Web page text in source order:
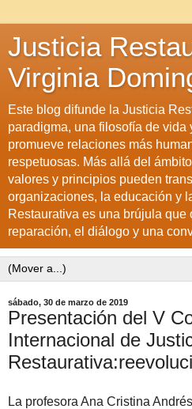
Justicia
Virginia
Este blog difunde la Justicia
paradigma, una filosofía de
promueve relaciones más
respetuosas. Más allá del
valores y principios pueden
organizaciones, la educación y
Restaurativa es una brújula
reparación, el diálogo y una
sábado, 30 de marzo de 2019
Presentación del V
Internacional de
La profesora Ana Cristina